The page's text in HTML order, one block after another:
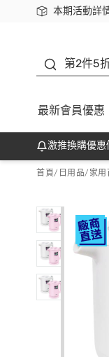
本期活動詳
下載app最
第2件5
最新會員優惠
激推換購優
首頁/ 日用品/ 家用